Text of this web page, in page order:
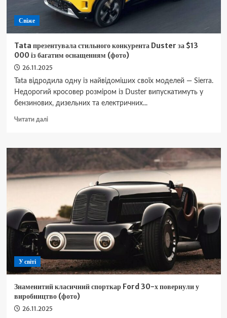
Свіже
Tata презентувала стильного конкурента Duster за $13
000 із багатим оснащенням (фото)
26.11.2025
Tata відродила одну із найвідоміших своїх моделей — Sierra.
Недорогий кросовер розміром із Duster випускатимуть у
бензинових, дизельних та електричних...
Читати даліДокладніше
презентувала
Duster
багатим
оснащенням
(фото)
У світі
Знаменитий класичний спорткар Ford 30-х повернули у
виробництво (фото)
26.11.2025